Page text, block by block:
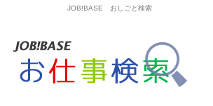
JOB!BASE おしごと検索